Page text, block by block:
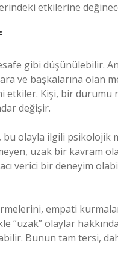
etkilerine
gibi düşünülebilir.
ve başkalarına olan
etkiler. Kişi, bir
değişir.
olayla ilgili psikolojik
uzak bir kavram
verici bir deneyim
empati
“uzak” olaylar
Bunun tam tersi,